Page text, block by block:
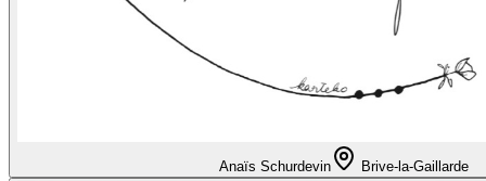
Anaïs Schurdevin Brive-la-Gaillarde